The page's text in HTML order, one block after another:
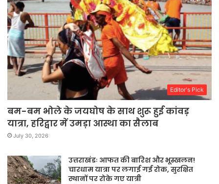
Editor's Pick
बम-बम भोले के जयघोष के साथ शुरू हुई कांवड़
यात्रा, हरिद्वार में उमड़ा आस्था का सैलाब
July 30, 2026
उत्तराखंडः आफत की बारिश और भूस्खलन!
चारधाम यात्रा पर लगाई गई रोक, सुरक्षित
स्थानों पर रोके गए यात्री